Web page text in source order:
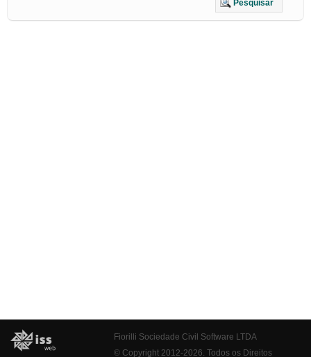
Pesquisar
Fiorilli Sociedade Civil Software LTDA
© Copyright 2012-2026. Todos os Direitos